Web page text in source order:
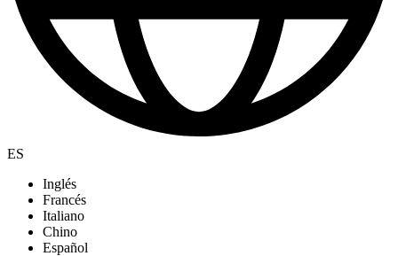
ES
Inglés
Francés
Italiano
Chino
Español